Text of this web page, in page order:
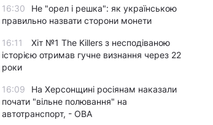
16:30
Не "орел і решка": як українською
правильно назвати сторони монети
16:11
Хіт №1 The Killers з несподіваною
історією отримав гучне визнання через 22
роки
16:09
На Херсонщині росіянам наказали
почати "вільне полювання" на
автотранспорт, - ОВА